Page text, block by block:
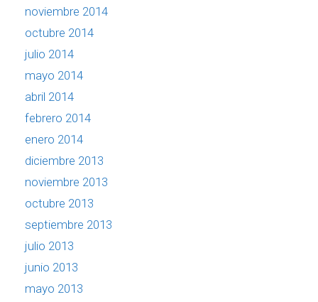
noviembre 2014
octubre 2014
julio 2014
mayo 2014
abril 2014
febrero 2014
enero 2014
diciembre 2013
noviembre 2013
octubre 2013
septiembre 2013
julio 2013
junio 2013
mayo 2013